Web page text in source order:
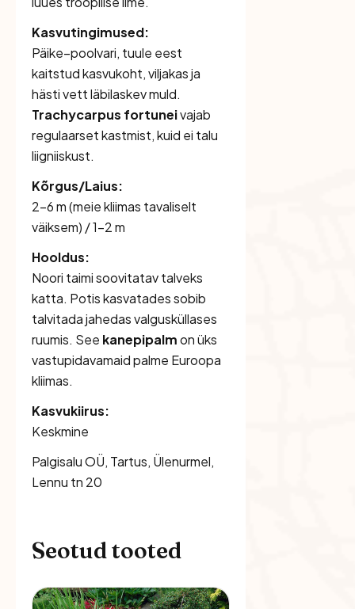
Kasvutingimused:
Päike–poolvari, tuule eest
kaitstud kasvukoht, viljakas ja
hästi vett läbilaskev muld.
Trachycarpus fortuneivajab
regulaarset kastmist, kuid ei talu
liigniiskust.
Kõrgus/Laius:
2–6 m (meie kliimas tavaliselt
väiksem) / 1–2 m
Hooldus:
Noori taimi soovitatav talveks
katta. Potis kasvatades sobib
talvitada jahedas valgusküllases
ruumis. See kanepipalmon üks
vastupidavamaid palme Euroopa
kliimas.
Kasvukiirus:
Keskmine
Palgisalu OÜ, Tartus, Ülenurmel,
Lennu tn 20
Seotud tooted